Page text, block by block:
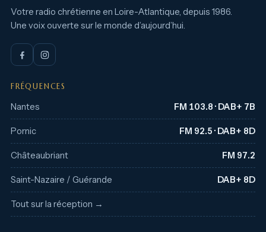
Votre radio chrétienne en Loire-Atlantique, depuis 1986.
Une voix ouverte sur le monde d’aujourd’hui.
FRÉQUENCES
Nantes FM 103.8 · DAB+ 7B
Pornic FM 92.5 · DAB+ 8D
Châteaubriant FM 97.2
Saint-Nazaire / Guérande DAB+ 8D
Tout sur la réception →